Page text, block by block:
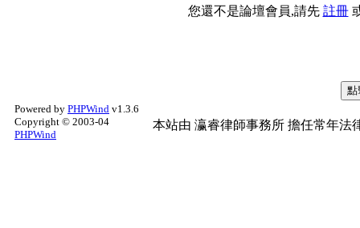
您還不是論壇會員,請先 註冊
Powered by PHPWind v1.3.6
Copyright © 2003-04
PHPWind
本站由 瀛睿律師事務所 擔任常年法